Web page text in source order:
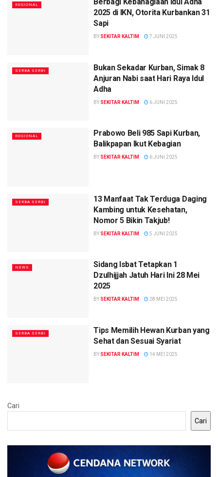
REGIONAL
2025 di IKN, Otorita Kurbankan 31
Sapi
BY SEKITAR KALTIM 7 JUNI 2025
SERBA SERBI
Bukan Sekadar Kurban, Simak 8
Anjuran Nabi saat Hari Raya Idul
Adha
BY SEKITAR KALTIM 6 JUNI 2025
REGIONAL
Prabowo Beli 985 Sapi Kurban,
Balikpapan Ikut Kebagian
BY SEKITAR KALTIM 6 JUNI 2025
SERBA SERBI
13 Manfaat Tak Terduga Daging
Kambing untuk Kesehatan,
Nomor 5 Bikin Takjub!
BY SEKITAR KALTIM 5 JUNI 2025
NEWS
Sidang Isbat Tetapkan 1
Dzulhijjah Jatuh Hari Ini 28 Mei
2025
BY SEKITAR KALTIM 28 MEI 2025
SERBA SERBI
Tips Memilih Hewan Kurban yang
Sehat dan Sesuai Syariat
BY SEKITAR KALTIM 14 MEI 2025
Cari
Cari